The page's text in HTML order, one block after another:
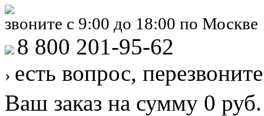
звоните с 9:00 до 18:00 по Москве
8 800 201-95-62
› есть вопрос,
Ваш заказ на сумму 0 руб.